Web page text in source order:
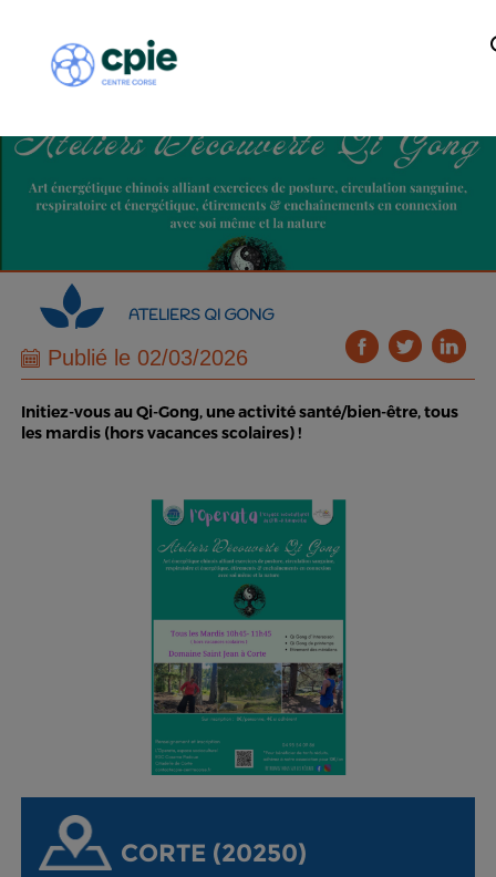
ATELIERS QI GONG
Publié le 02/03/2026
Initiez-vous au Qi-Gong, une activité santé/bien-être, tous
les mardis (hors vacances scolaires) !
CORTE (20250)